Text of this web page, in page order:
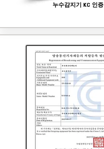
누수감지기 KC 인증